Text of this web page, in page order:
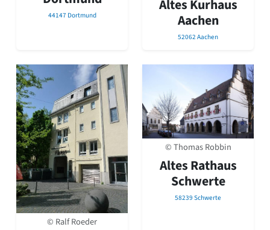
Klassizismus
Barock
Vorromanik
Römische Antike
Über uns
Über baukunst-nrw
Fachbeirat
Freunde & Förderer
Kontakt
Impressum
Datenschutz
Suchbegriff eingeben
44147 Dortmund
Altes Kurhaus
Aachen
52062 Aachen
© Ralf Roeder
© Thomas Robbin
Altes Rathaus
Schwerte
58239 Schwerte